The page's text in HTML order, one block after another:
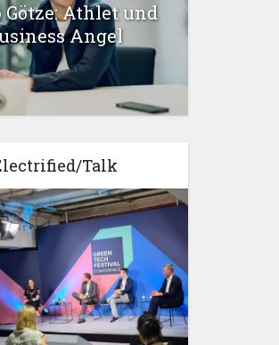
Götze: Athlet und
Angel
Talk